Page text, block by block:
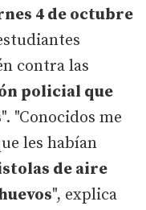
4 de octubre
contra las
policial que
". "Conocidos me
les habían
de aire
", explica